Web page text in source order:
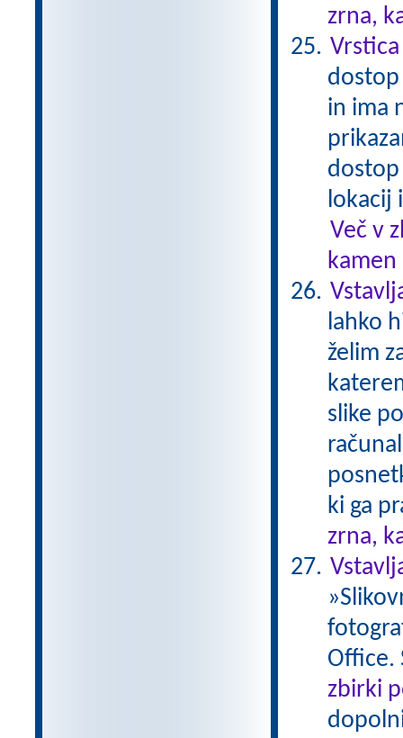
zrna,
in ima
lokacij
Več v
kamen
lahko
želim
slike
ki ga
zrna,
Office.
zbirki